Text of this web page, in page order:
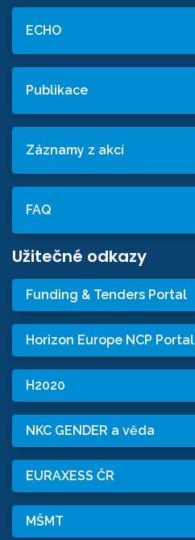
ECHO
Publikace
Záznamy z akcí
FAQ
Užitečné odkazy
Funding & Tenders Portal
Horizon Europe NCP Portal
H2020
NKC GENDER a věda
EURAXESS ČR
MŠMT